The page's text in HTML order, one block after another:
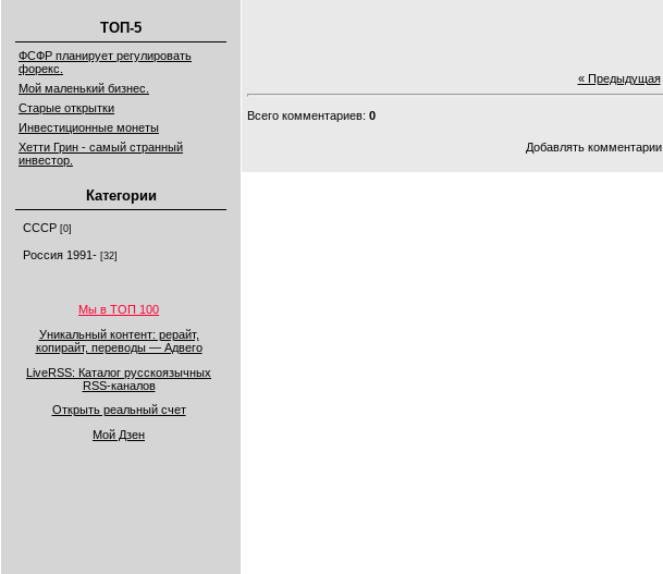
ТОП-5
ФСФР планирует регулировать
форекс.
Мой маленький бизнес.
Старые открытки
Инвестиционные монеты
Хетти Грин - самый странный
инвестор.
Категории
СССР [0]
Россия 1991- [32]
Мы в ТОП 100
Уникальный контент: рерайт,
копирайт, переводы — Адвего
LiveRSS: Каталог русскоязычных
RSS-каналов
Открыть реальный счет
Мой Дзен
« Предыдущая
Всего комментариев: 0
Добавлять комментарии